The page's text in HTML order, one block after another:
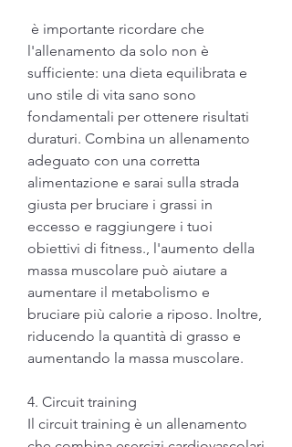
l'allenamento da solo non è
sufficiente: una dieta equilibrata e
uno stile di vita sano sono
fondamentali per ottenere risultati
duraturi. Combina un allenamento
adeguato con una corretta
alimentazione e sarai sulla strada
giusta per bruciare i grassi in
eccesso e raggiungere i tuoi
obiettivi di fitness., l'aumento della
massa muscolare può aiutare a
aumentare il metabolismo e
bruciare più calorie a riposo. Inoltre,
riducendo la quantità di grasso e
aumentando la massa muscolare.
4. Circuit training
Il circuit training è un allenamento